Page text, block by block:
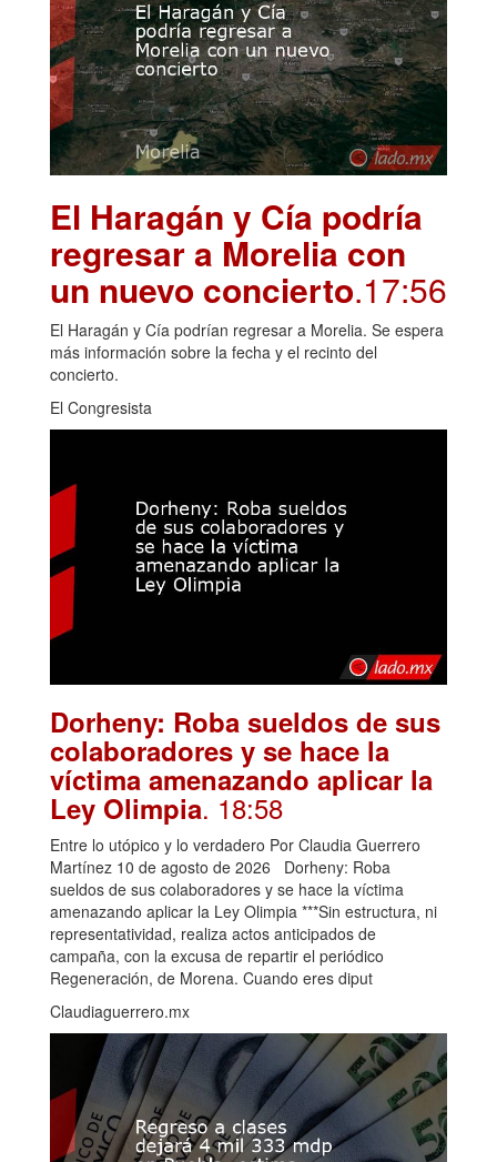
El Haragán y Cía podría
regresar a Morelia con
un nuevo concierto.17:56
El Haragán y Cía podrían regresar a Morelia. Se espera
más información sobre la fecha y el recinto del
concierto.
El Congresista
Dorheny: Roba sueldos de sus
colaboradores y se hace la
víctima amenazando aplicar la
Ley Olimpia. 18:58
Entre lo utópico y lo verdadero Por Claudia Guerrero
Martínez 10 de agosto de 2026 Dorheny: Roba
sueldos de sus colaboradores y se hace la víctima
amenazando aplicar la Ley Olimpia ***Sin estructura, ni
representatividad, realiza actos anticipados de
campaña, con la excusa de repartir el periódico
Regeneración, de Morena. Cuando eres diput
Claudiaguerrero.mx